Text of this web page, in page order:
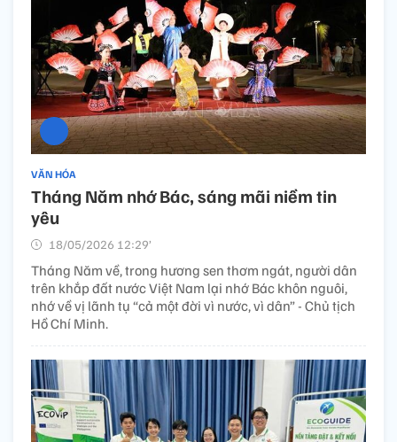
VĂN HÓA
Tháng Năm nhớ Bác, sáng mãi niềm tin
yêu
18/05/2026 12:29’
Tháng Năm về, trong hương sen thơm ngát, người dân
trên khắp đất nước Việt Nam lại nhớ Bác khôn nguôi,
nhớ về vị lãnh tụ “cả một đời vì nước, vì dân” - Chủ tịch
Hồ Chí Minh.